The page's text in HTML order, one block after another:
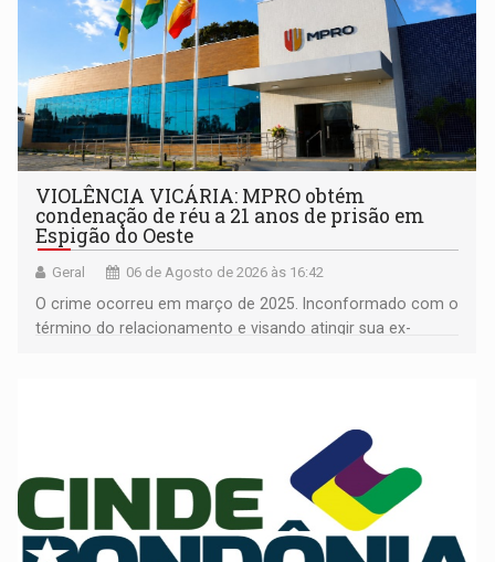
VIOLÊNCIA VICÁRIA: MPRO obtém
condenação de réu a 21 anos de prisão em
Espigão do Oeste
Geral 06 de Agosto de 2026 às 16:42
O crime ocorreu em março de 2025. Inconformado com o
término do relacionamento e visando atingir sua ex-